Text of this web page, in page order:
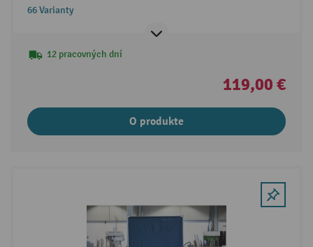
66 Varianty
12 pracovných dní
119,00 €
O produkte